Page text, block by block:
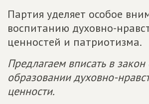
Партия уделяет особое
воспитанию духовно-
ценностей и патриотизма.
Предлагаем вписать в закон
образовании духовно-
ценности.